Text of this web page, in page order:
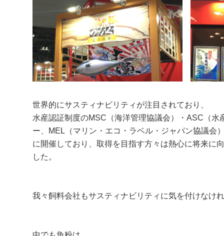
世界的にサスティナビリティが注目されており、
水産認証制度のMSC（海洋管理協議会）・ASC（水
ー、MEL（マリン・エコ・ラベル・ジャパン協議会
に開催しており、取得を目指す方々は熱心に将来に
した。
我々飼料会社もサスティナビリティに気を付けなけ